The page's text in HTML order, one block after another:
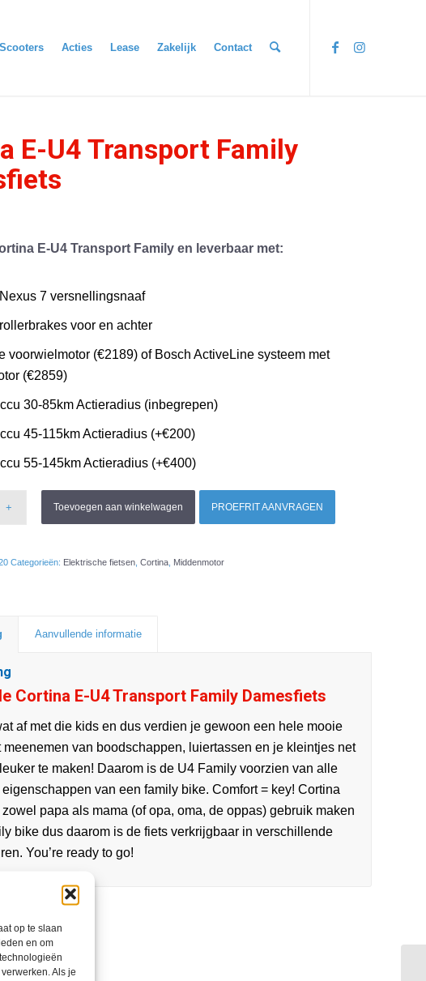
op te slaan
en om
Als je
Scooters Acties Lease Zakelijk Contact
E-U4 Transport Family
E-U4 Transport Family en leverbaar met:
7 versnellingsnaaf
voor en achter
voorwielmotor (€2189) of Bosch ActiveLine systeem met
(€2859)
30-85km Actieradius (inbegrepen)
45-115km Actieradius (+€200)
55-145km Actieradius (+€400)
Toevoegen aan winkelwagen PROEFRIT AANVRAGEN
Categorieën: Elektrische fietsen Cortina Middenmotor
Aanvullende informatie
Cortina E-U4 Transport Family Damesfiets
af met die kids en dus verdien je gewoon een hele mooie
meenemen van boodschappen, luiertassen en je kleintjes net
te maken! Daarom is de U4 Family voorzien van alle
van een family bike. Comfort = key! Cortina
zowel papa als mama (of opa, oma, de oppas) gebruik maken
bike dus daarom is de fiets verkrijgbaar in verschillende
You’re ready to go!